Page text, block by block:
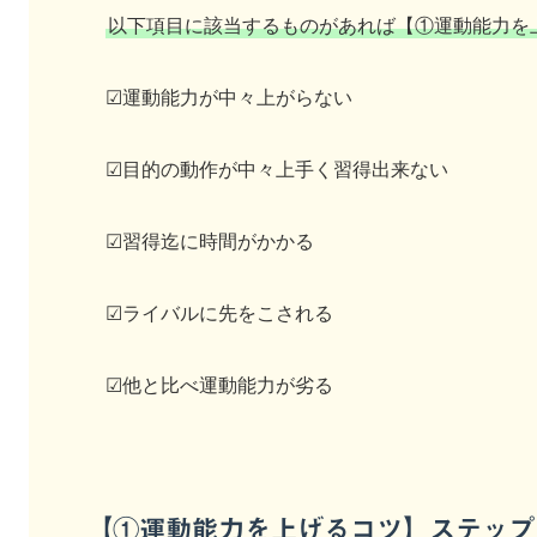
以下項目に該当するものがあれば【①運動能力を
☑運動能力が中々上がらない
☑目的の動作が中々上手く習得出来ない
☑習得迄に時間がかかる
☑ライバルに先をこされる
☑他と比べ運動能力が劣る
【①運動能力を上げるコツ】ステップ